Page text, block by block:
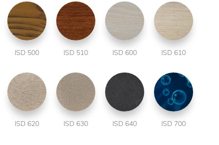
ISD 500 ISD 510 ISD 600 ISD 610
ISD 620 ISD 630 ISD 640 ISD 700